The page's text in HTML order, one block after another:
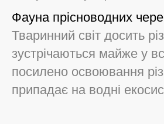
Фауна прісноводних
Тваринний світ досить
зустрічаються майже у
посилено освоювання
припадає на водні